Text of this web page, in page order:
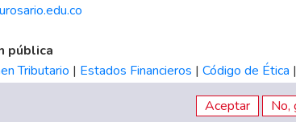
pública
Tributario | Estados Financieros | Código de Ética |
Aceptar No,